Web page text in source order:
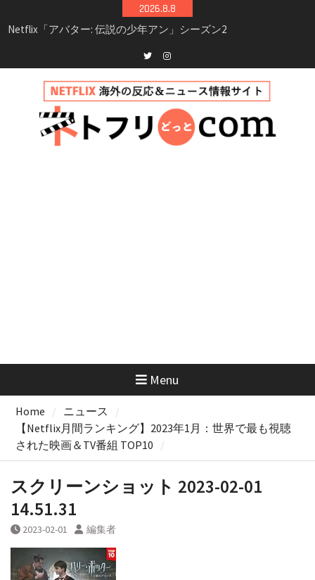
to
2026.8.8
シーズン3最新情報
Netflix映画「ボイスメールで恋をして」キャス
イッチ主演ロマコメ
新決定！2027年撮影開始へ
兄弟大騒動のコメディ映画「リトル・ブラザ
ー」がNetflixで配信！─キャスト・あらすじ・
見どころまとめ
Twitterinstagram
Menu
Home
ニュース
【Netflix月間ランキング】2023年1月：世界で最も視聴
された映画＆TV番組 TOP10
スクリーンショット 2023-02-01
14.51.31
2023-02-01 編集者